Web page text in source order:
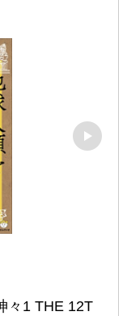
々1 THE 12T